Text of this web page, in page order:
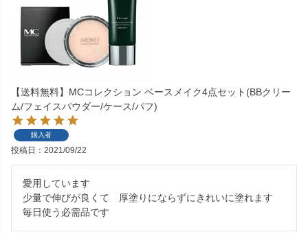
【送料無料】MCコレクション ベースメイク4点セット(BBクリー
ム/フェイスパウダー/ケース/パフ)
購入者
投稿日 2021/09/22
愛用しています
少量で伸びが良くて　厚塗りにならずにきれいに塗れます
毎日使う必需品です